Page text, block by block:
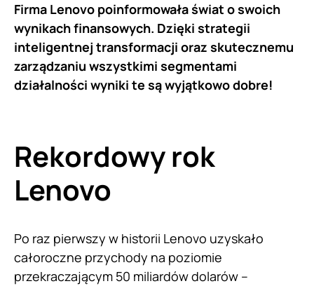
Firma Lenovo poinformowała świat o swoich
wynikach finansowych. Dzięki strategii
inteligentnej transformacji oraz skutecznemu
zarządzaniu wszystkimi segmentami
działalności wyniki te są wyjątkowo dobre!
Rekordowy rok
Lenovo
Po raz pierwszy w historii Lenovo uzyskało
całoroczne przychody na poziomie
przekraczającym 50 miliardów dolarów –